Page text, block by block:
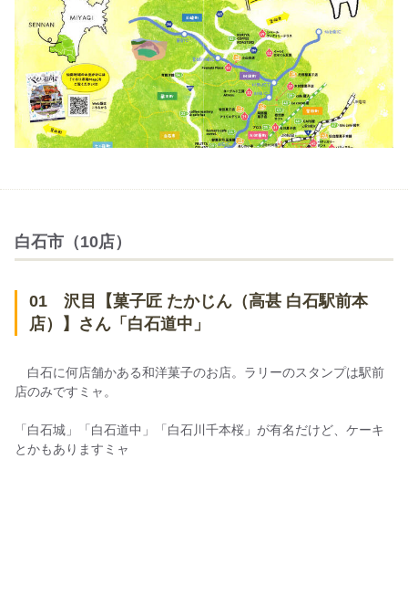
白石市（10店）
01 沢目【菓子匠 たかじん（高甚 白石駅前本
店）】さん「白石道中」
白石に何店舗かある和洋菓子のお店。ラリーのスタンプは駅前
店のみですミャ。
「白石城」「白石道中」「白石川千本桜」が有名だけど、ケーキ
とかもありますミャ